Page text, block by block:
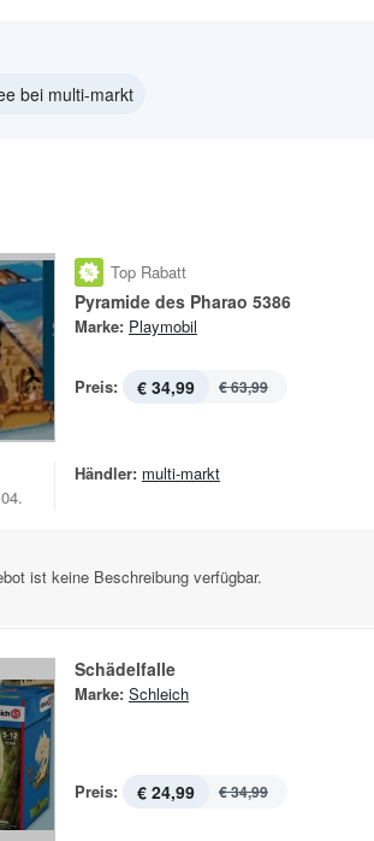
bei multi-markt
Top Rabatt
Pyramide des Pharao 5386
Marke: Playmobil
Preis: € 34,99 € 63,99
Händler: multi-markt
ist keine Beschreibung verfügbar.
Schädelfalle
Marke: Schleich
Preis: € 24,99 € 34,99